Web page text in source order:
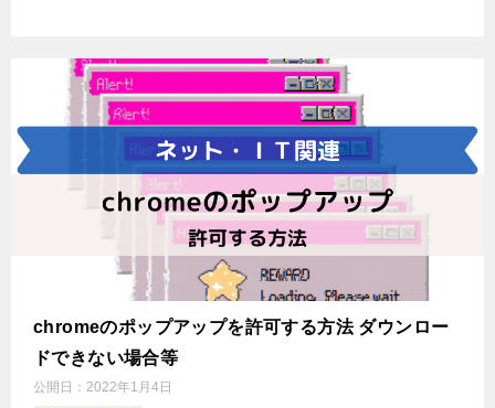
chromeのポップアップを許可する方法 ダウンロー
ドできない場合等
公開日： 2022年1月4日